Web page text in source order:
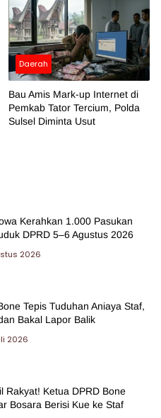
Daerah
Bau Amis Mark-up Internet di
Pemkab Tator Tercium, Polda
Sulsel Diminta Usut
Kerahkan 1.000 Pasukan
DPRD 5–6 Agustus 2026
2026
Tepis Tuduhan Aniaya Staf,
Bakal Lapor Balik
2026
Rakyat! Ketua DPRD Bone
Bosara Berisi Kue ke Staf